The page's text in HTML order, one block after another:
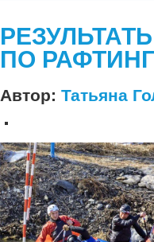
ПО
Автор: Татьяна